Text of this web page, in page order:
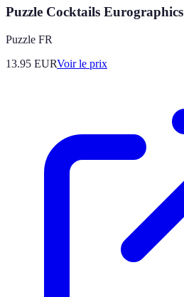
Puzzle Cocktails Eurographics
Puzzle FR
13.95 EURVoir le prix